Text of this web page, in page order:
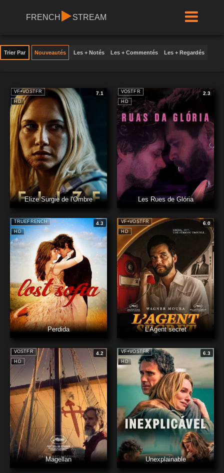
FRENCH STREAM
Trier Par Nouveautés Les + Notés Les + Commentés Les + Regardés
HD
VF+VOSTFR 7.1
Elize Surgie de l'Ombre
HD
VOSTFR 2.3
Les Rues de Glória
HD
TRUEFRENCH 4.3
Perdida
HD
VF+VOSTFR 6.0
L’Agent secret
HD
VOSTFR 4.2
Magellan
HD
VF+VOSTFR 6.3
Unexplainable